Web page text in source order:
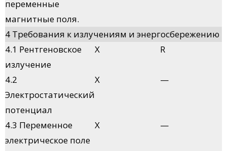
переменные
магнитные поля.
4 Требования к излучениям и энергосбережению
4.1 Рентгеновское
излучение
X R
4.2
Электростатический
потенциал
X —
4.3 Переменное
электрическое поле
X —